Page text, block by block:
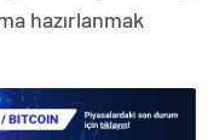
hazırlanmak